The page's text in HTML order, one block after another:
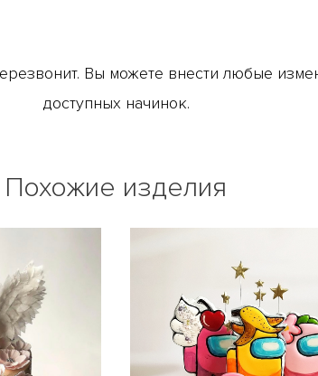
Вы можете внести любые
доступных начинок.
Похожие изделия